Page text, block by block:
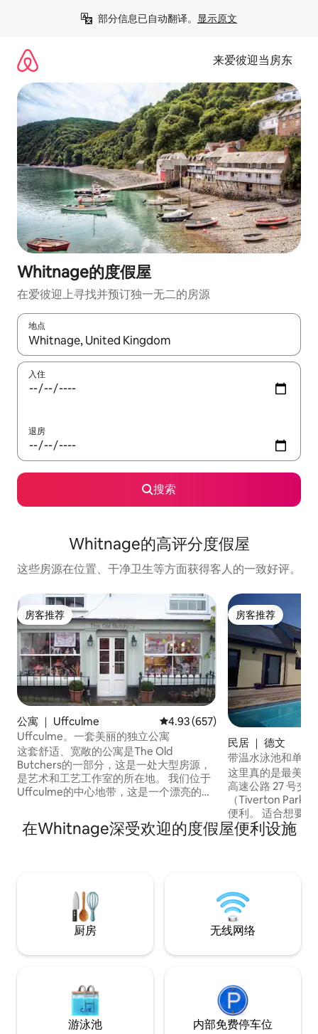
部分信息已自动翻译。 显示原文
来爱彼迎当房东
Whitnage的度假屋
在爱彼迎上寻找并预订独一无二的房源
地点
如有搜索结果，请使用上下方向键查看，或通过点击或滑动手势
入住
退房
搜索
Whitnage的高评分度假屋
这些房源在位置、干净卫生等方面获得客人的一致好评。
房客推荐
房客推荐
公寓 ｜ Uffculme 平均评分 4.93 分（满分 5 分），
4.93 (657)
Uffculme。一套美丽的独立公寓
这套舒适、宽敞的公寓是The Old
Butchers的一部分，这是一处大型房源，
是艺术和工艺工作室的所在地。 我们位于
Uffculme的中心地带，这是一个漂亮的村
吧和两家当地商店。 这里非常适合遛狗、
徒步旅行、钓鱼和骑自行车，附近有Culm
房客推荐
房客推荐
民居 ｜ 德文
带温水泳池和单间
这里真的是最美
高速公路 27 号交
（Tiverton
便利。 适合想要探索西南部地区、参加迷
你瑜伽静修、在当
嚣、来到乡村的 1~3
适合儿童和婴幼儿
在Whitnage深受欢迎的度假屋便利设施
厨房 无线网络
游泳池 内部免费停车位